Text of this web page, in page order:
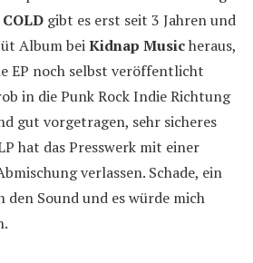
COLD gibt es erst seit 3 Jahren und
Album beiKidnap Musicheraus,
EP noch selbst veröffentlicht
in die Punk Rock Indie Richtung
gut vorgetragen, sehr sicheres
hat das Presswerk mit einer
verlassen. Schade, ein
den Sound und es würde mich